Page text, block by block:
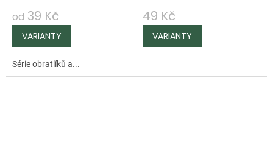
od 39 Kč
Série obratlíků a...
49 Kč